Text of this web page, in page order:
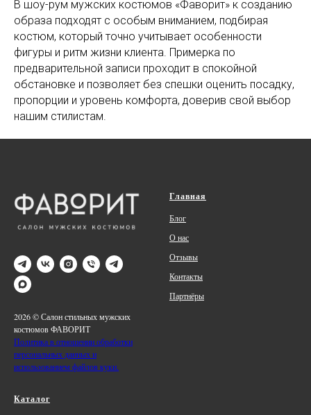
В шоу-рум мужских костюмов «Фаворит» к созданию
образа подходят с особым вниманием, подбирая
костюм, который точно учитывает особенности
фигуры и ритм жизни клиента. Примерка по
предварительной записи проходит в спокойной
обстановке и позволяет без спешки оценить посадку,
пропорции и уровень комфорта, доверив свой выбор
нашим стилистам.
2026 © Салон стильных мужских
костюмов ФАВОРИТ
Политика в отношении обработки
персональных данных и
использованием файлов куки.
Главная
Блог
О нас
Отзывы
Контакты
Партнёры
Каталог